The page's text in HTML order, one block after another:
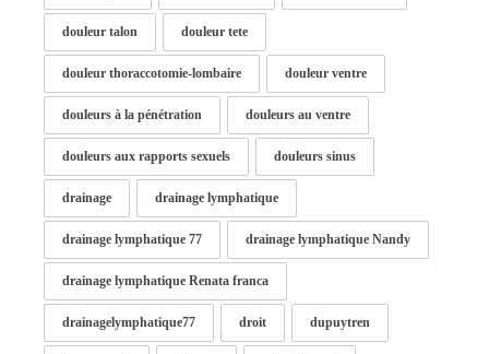
douleur talon douleur tete
douleur thoraccotomie-lombaire douleur ventre
douleurs à la pénétration douleurs au ventre
douleurs aux rapports sexuels douleurs sinus
drainage drainage lymphatique
drainage lymphatique 77 drainage lymphatique Nandy
drainage lymphatique Renata franca
drainagelymphatique77 droit dupuytren